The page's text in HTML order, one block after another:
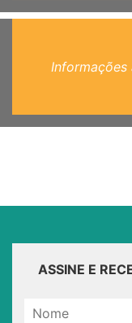
Informações
ASSINE E